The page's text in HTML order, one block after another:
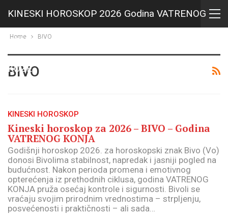
KINESKI HOROSKOP 2026 Godina VATRENOG
KONJA i HOROSKOP za 2027 Godina VATRENE
KOZE
Home BIVO
BIVO
KINESKI HOROSKOP
Kineski horoskop za 2026 – BIVO – Godina
VATRENOG KONJA
Godišnji horoskop 2026. za horoskopski znak Bivo (Vo)
donosi Bivolima stabilnost, napredak i jasniji pogled na
budućnost. Nakon perioda promena i emotivnog
opterećenja iz prethodnih ciklusa, godina VATRENOG
KONJA pruža osećaj kontrole i sigurnosti. Bivoli se
vraćaju svojim prirodnim vrednostima – strpljenju,
posvećenosti i praktičnosti – ali sada…